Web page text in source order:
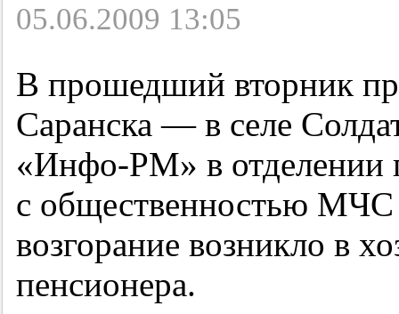
05.06.2009 13:05
В прошедший вторник
Саранска — в селе
«Инфо-РМ» в отделении
с общественностью МЧС
возгорание возникло в
пенсионера.